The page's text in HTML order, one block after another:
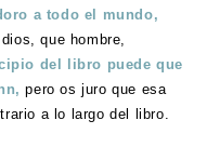
a todo el mundo,
que hombre,
del libro puede que
pero os juro que esa
a lo largo del libro.